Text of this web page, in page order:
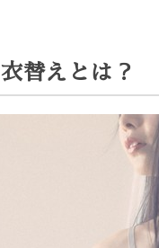
衣替えとは？